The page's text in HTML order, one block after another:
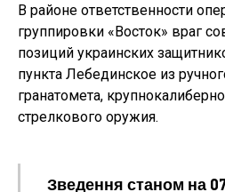
В районе ответственности
группировки «Восток» враг
позиций украинских
пункта Лебединское из
гранатомета,
стрелкового оружия.
Зведення станом на